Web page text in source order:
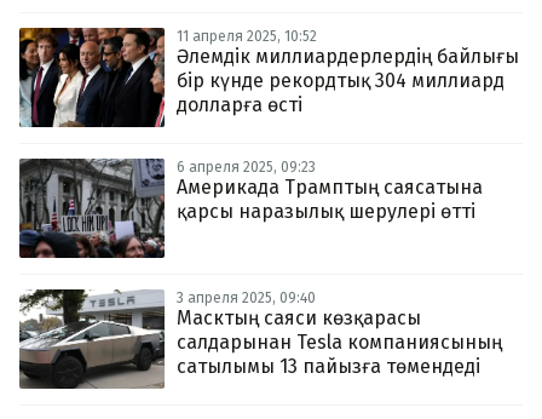
11 апреля 2025, 10:52
Әлемдік миллиардерлердің байлығы
бір күнде рекордтық 304 миллиард
долларға өсті
6 апреля 2025, 09:23
Америкада Трамптың саясатына
қарсы наразылық шерулері өтті
3 апреля 2025, 09:40
Масктың саяси көзқарасы
салдарынан Tesla компаниясының
сатылымы 13 пайызға төмендеді